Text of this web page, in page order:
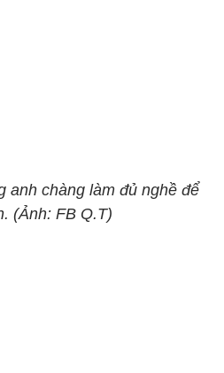
anh chàng làm đủ nghề để
(Ảnh: FB Q.T)